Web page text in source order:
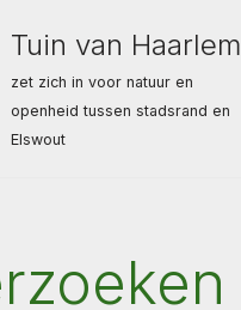
Tuin van Haarlem
zet zich in voor natuur en
openheid tussen stadsrand en
Elswout